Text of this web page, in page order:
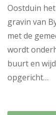
Oostduin
gravin van
met de
wordt
buurt en
opgericht…